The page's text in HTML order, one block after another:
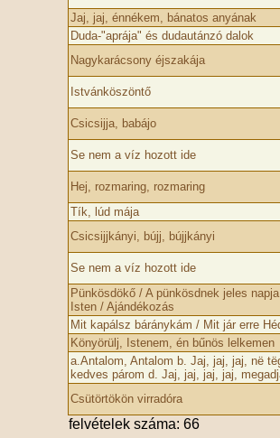
Jaj, jaj, énnékem, bánatos anyának
Duda-"aprája" és dudautánzó dalok
Nagykarácsony éjszakája
Istvánköszöntő
Csicsijja, babájo
Se nem a víz hozott ide
Hej, rozmaring, rozmaring
Tík, lúd mája
Csicsijjkányi, bújj, bújjkányi
Se nem a víz hozott ide
Pünkösdökő / A pünkösdnek jeles
Isten / Ajándékozás
Mit kapálsz báránykám / Mit jár erre
Könyörülj, Istenem, én bűnös lelkemen
a.Antalom, Antalom b. Jaj, jaj, jaj, në
kedves párom d. Jaj, jaj, jaj, jaj,
Csütörtökön virradóra
felvételek száma: 66